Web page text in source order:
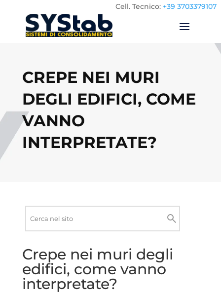
Cell. Tecnico: +39 3703379107
CREPE NEI MURI
DEGLI EDIFICI, COME
VANNO
INTERPRETATE?
sito
Cerca
Crepe nei muri degli
edifici, come vanno
interpretate?